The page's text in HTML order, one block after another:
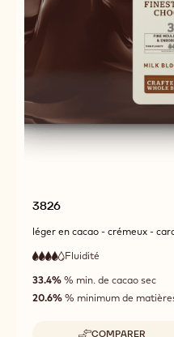
3826
léger en cacao - crémeux -
4
out
of
5
Fluidité
fluidité
33.4% % min. de cacao sec
20.6% % minimum de
COMPARER